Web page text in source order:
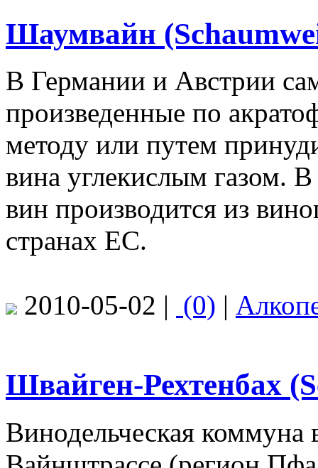
Шаумвайн
В Германии и Австрии
произведенные по
методу или путем
вина углекислым газом.
вин производится из
странах ЕС.
2010-05-02 | (0) |
Швайген-Рехтенбах
Винодельческая коммуна